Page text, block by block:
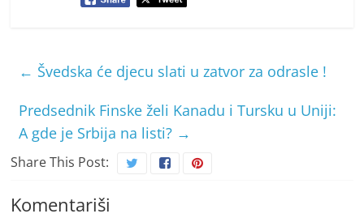
← Švedska će djecu slati u zatvor za odrasle !
Predsednik Finske želi Kanadu i Tursku u Uniji:
A gde je Srbija na listi? →
Share This Post:
Komentariši